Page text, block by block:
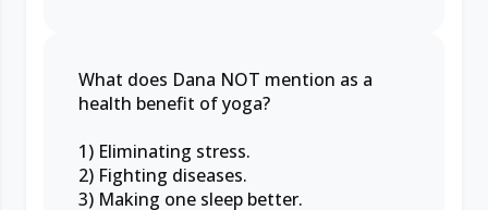
What does Dana NOT mention as a
health benefit of yoga?
1) Eliminating stress.
2) Fighting diseases.
3) Making one sleep better.